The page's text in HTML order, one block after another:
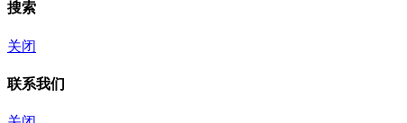
搜索
关闭
联系我们